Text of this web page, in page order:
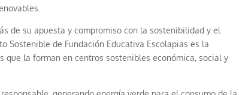
de su apuesta y compromiso con la sostenibilidad y el
Sostenible de Fundación Educativa Escolapias es la
la forman en centros sostenibles económica, social y